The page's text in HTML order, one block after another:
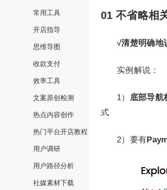
常用工具
开店指导
思维导图
收款支付
效率工具
文案原创检测
热点内容创作
热门平台开店教程
用户调研
用户路径分析
社媒素材下载
01 不省略相
√清楚明确地
实例解说：
1） 底部导航
式
2）要有